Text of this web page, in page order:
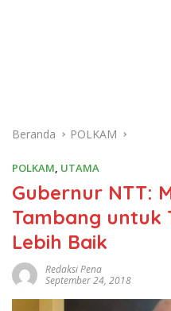
Beranda POLKAM
POLKAM, UTAMA
Gubernur NTT:
Tambang untuk
Lebih Baik
Redaksi Pena
September 24, 2018